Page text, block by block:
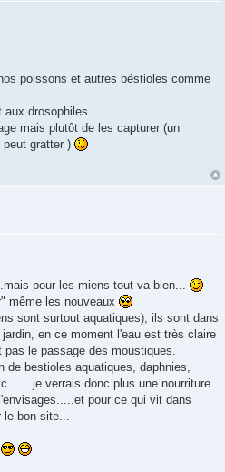
poissons et autres béstioles comme
drosophiles.
mais plutôt de les capturer (un
gratter )
pour les miens tout va bien...
même les nouveaux
sont surtout aquatiques), ils sont dans
en ce moment l'eau est très claire
le passage des moustiques.
bestioles aquatiques, daphnies,
je verrais donc plus une nourriture
pour ce qui vit dans
bon site...